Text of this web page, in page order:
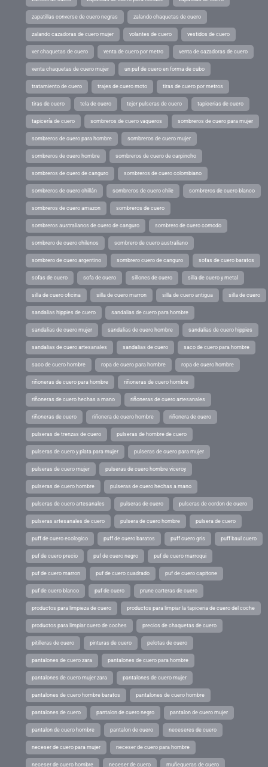
zapatillas converse de cuero negras zalando chaquetas de cuero
zalando cazadoras de cuero mujer volantes de cuero vestidos de cuero
ver chaquetas de cuero venta de cuero por metro venta de cazadoras de cuero
venta chaquetas de cuero mujer un puf de cuero en forma de cubo
tratamiento de cuero trajes de cuero moto tiras de cuero por metros
tiras de cuero tela de cuero tejer pulseras de cuero tapicerias de cuero
tapicería de cuero sombreros de cuero vaqueros sombreros de cuero para mujer
sombreros de cuero para hombre sombreros de cuero mujer
sombreros de cuero hombre sombreros de cuero de carpincho
sombreros de cuero de canguro sombreros de cuero colombiano
sombreros de cuero chillán sombreros de cuero chile sombreros de cuero blanco
sombreros de cuero amazon sombreros de cuero
sombreros australianos de cuero de canguro sombrero de cuero comodo
sombrero de cuero chilenos sombrero de cuero australiano
sombrero de cuero argentino sombrero cuero de canguro sofas de cuero baratos
sofas de cuero sofa de cuero sillones de cuero silla de cuero y metal
silla de cuero oficina silla de cuero marron silla de cuero antigua silla de cuero
sandalias hippies de cuero sandalias de cuero para hombre
sandalias de cuero mujer sandalias de cuero hombre sandalias de cuero hippies
sandalias de cuero artesanales sandalias de cuero saco de cuero para hombre
saco de cuero hombre ropa de cuero para hombre ropa de cuero hombre
riñoneras de cuero para hombre riñoneras de cuero hombre
riñoneras de cuero hechas a mano riñoneras de cuero artesanales
riñoneras de cuero riñonera de cuero hombre riñonera de cuero
pulseras de trenzas de cuero pulseras de hombre de cuero
pulseras de cuero y plata para mujer pulseras de cuero para mujer
pulseras de cuero mujer pulseras de cuero hombre viceroy
pulseras de cuero hombre pulseras de cuero hechas a mano
pulseras de cuero artesanales pulseras de cuero pulseras de cordon de cuero
pulseras artesanales de cuero pulsera de cuero hombre pulsera de cuero
puff de cuero ecologico puff de cuero baratos puff cuero gris puff baul cuero
puf de cuero precio puf de cuero negro puf de cuero marroqui
puf de cuero marron puf de cuero cuadrado puf de cuero capitone
puf de cuero blanco puf de cuero prune carteras de cuero
productos para limpieza de cuero productos para limpiar la tapiceria de cuero del coche
productos para limpiar cuero de coches precios de chaquetas de cuero
pitilleras de cuero pinturas de cuero pelotas de cuero
pantalones de cuero zara pantalones de cuero para hombre
pantalones de cuero mujer zara pantalones de cuero mujer
pantalones de cuero hombre baratos pantalones de cuero hombre
pantalones de cuero pantalon de cuero negro pantalon de cuero mujer
pantalon de cuero hombre pantalon de cuero neceseres de cuero
neceser de cuero para mujer neceser de cuero para hombre
neceser de cuero hombre neceser de cuero muñequeras de cuero